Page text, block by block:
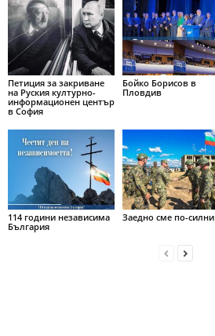
Петиция за закриване
на Руския културно-
информационен център
в София
Бойко Борисов в
Пловдив
114 години независима
България
Заедно сме по-силни